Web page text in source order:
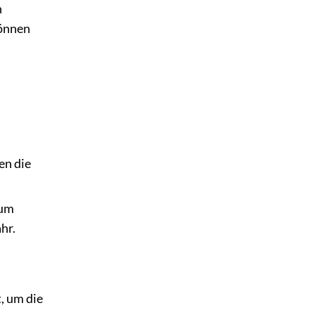
die
um die